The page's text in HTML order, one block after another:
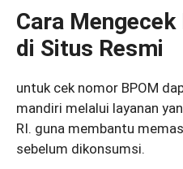
Cara
di Situs Resmi
untuk cek nomor BPOM
mandiri melalui layanan
RI. guna membantu
sebelum dikonsumsi.